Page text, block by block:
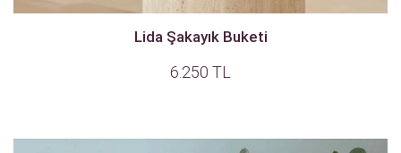
Lida Şakayık Buketi
6.250 TL